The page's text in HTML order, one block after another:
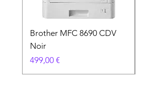
Brother MFC 8690 CDV
Noir
Prix
499,00 €